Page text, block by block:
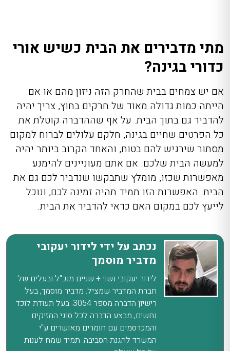
מתי מדבירים את הבית כשיש אורי
כדורי בגינה?
אם יש צמחים בבית שהחרק הזה ניזון מהם או אם
הייתה כמות גדולה מאוד של חרקים בחוץ, צריך יהיה
להדביר גם בתוך הבית. על אף שההדברה קוטלת את
כל הפרטים שחיים בגינה, חלקם עלולים לברוח למקום
מסתור שירגיש להם בטוח, והאחד הקרוב ביותר יהיה
למעשה הבית שלכם. אם אתם מעוניינים להימנע
מאפשרות שכזו, מומלץ שתבקשו שנדביר לכם גם את
הבית. האפשרות הזו תמיד תהיה זמינה לכם, ונוכל
לייעץ לכם במקום האם כדאי להדביר את הבית.
נכתב על ידי לידור יעקובי
מדביר מוסמך
לידור יעקובי נשוי + שניים מנכ"ל ובעלים של
חברת המדביר שמציל. מדביר מוסמך, בעל
רישיון הדברה מספר 3054. בעל תעודת לוכד
נחשים, מבצע הדברה לכל סוגי המזיקים
והמכרסמים עם חומרים מאושרים ע"י
המשרד להגנת הסביבה. תמיד שמח לענות